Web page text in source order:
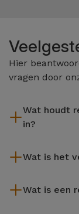
Hier
vragen door
Wat houdt
in?
reiniging, en niet
apparatuur die
Wat is het
getest en
Wat is een